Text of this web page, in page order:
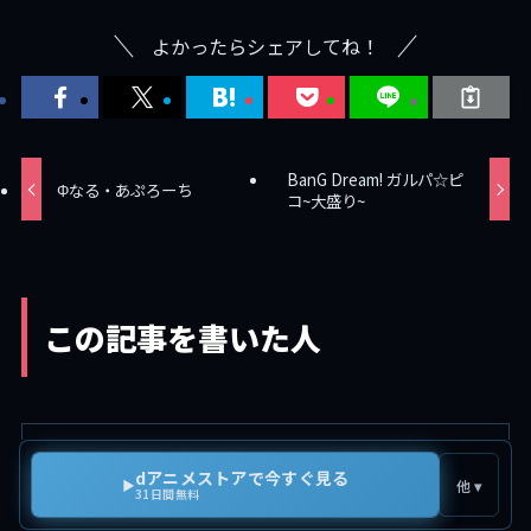
▶dアニメストアで今すぐ見る
31日間無料 他 ▾
よかったらシェアしてね！
Φなる・あぷろーち
BanG Dream! ガルパ☆ピ
コ~大盛り~
この記事を書いた人